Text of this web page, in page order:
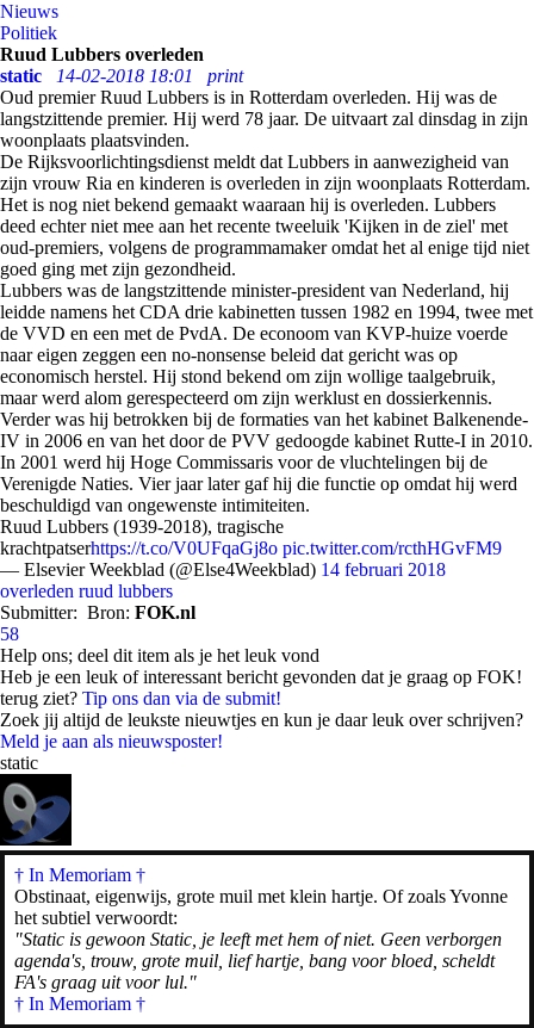
Nieuws
Politiek
Ruud Lubbers overleden
static
14-02-2018 18:01
print
Oud premier Ruud Lubbers is in Rotterdam overleden. Hij was de
langstzittende premier. Hij werd 78 jaar. De uitvaart zal dinsdag in zijn
woonplaats plaatsvinden.
De Rijksvoorlichtingsdienst meldt dat Lubbers in aanwezigheid van
zijn vrouw Ria en kinderen is overleden in zijn woonplaats Rotterdam.
Het is nog niet bekend gemaakt waaraan hij is overleden. Lubbers
deed echter niet mee aan het recente tweeluik 'Kijken in de ziel' met
oud-premiers, volgens de programmamaker omdat het al enige tijd niet
goed ging met zijn gezondheid.
Lubbers was de langstzittende minister-president van Nederland, hij
leidde namens het CDA drie kabinetten tussen 1982 en 1994, twee met
de VVD en een met de PvdA. De econoom van KVP-huize voerde
naar eigen zeggen een no-nonsense beleid dat gericht was op
economisch herstel. Hij stond bekend om zijn wollige taalgebruik,
maar werd alom gerespecteerd om zijn werklust en dossierkennis.
Verder was hij betrokken bij de formaties van het kabinet Balkenende-
IV in 2006 en van het door de PVV gedoogde kabinet Rutte-I in 2010.
In 2001 werd hij Hoge Commissaris voor de vluchtelingen bij de
Verenigde Naties. Vier jaar later gaf hij die functie op omdat hij werd
beschuldigd van ongewenste intimiteiten.
Ruud Lubbers (1939-2018), tragische
krachtpatserhttps://t.co/V0UFqaGj8o pic.twitter.com/rcthHGvFM9
— Elsevier Weekblad (@Else4Weekblad) 14 februari 2018
overleden ruud lubbers
Submitter: Bron: FOK.nl
58
Help ons; deel dit item als je het leuk vond
Heb je een leuk of interessant bericht gevonden dat je graag op FOK!
terug ziet? Tip ons dan via de submit!
Zoek jij altijd de leukste nieuwtjes en kun je daar leuk over schrijven?
Meld je aan als nieuwsposter!
static
† In Memoriam †
Obstinaat, eigenwijs, grote muil met klein hartje. Of zoals Yvonne
het subtiel verwoordt:
"Static is gewoon Static, je leeft met hem of niet. Geen verborgen
agenda's, trouw, grote muil, lief hartje, bang voor bloed, scheldt
FA's graag uit voor lul."
† In Memoriam †